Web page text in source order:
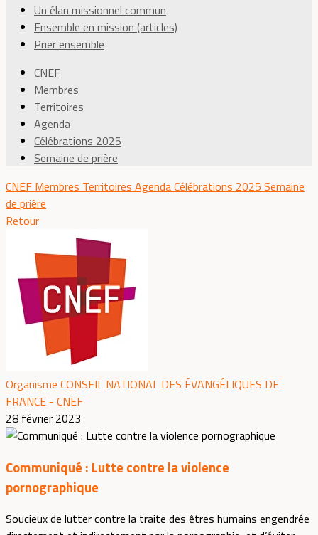
Un élan missionnel commun
Ensemble en mission (articles)
Prier ensemble
CNEF
Membres
Territoires
Agenda
Célébrations 2025
Semaine de prière
CNEF Membres Territoires AgendaCélébrations 2025 Semaine
de prière
Retour
Organisme CONSEIL NATIONAL DES ÉVANGÉLIQUES DE
FRANCE - CNEF
28 février 2023
Communiqué : Lutte contre la violence
pornographique
Soucieux de lutter contre la traite des êtres humains engendrée